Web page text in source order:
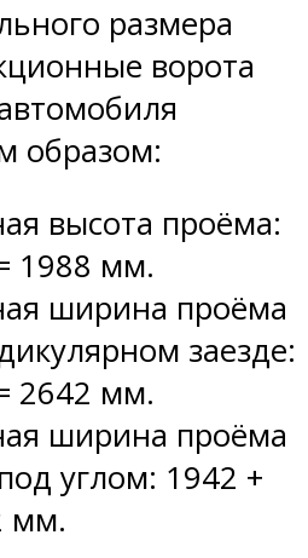
размера
ворота
образом:
высота проёма:
1988 мм.
ширина проёма
заезде:
2642 мм.
ширина проёма
углом: 1942 +
мм.